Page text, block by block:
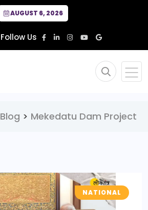
AUGUST 6, 2026
Follow Us
Blog > Mekedatu Dam Project
NATIONAL